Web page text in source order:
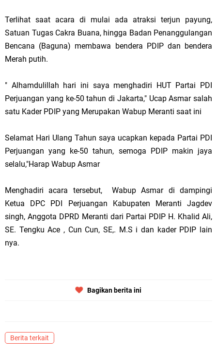
Terlihat saat acara di mulai ada atraksi terjun payung,
Satuan Tugas Cakra Buana, hingga Badan Penanggulangan
Bencana (Baguna) membawa bendera PDIP dan bendera
Merah putih.
" Alhamdulillah hari ini saya menghadiri HUT Partai PDI
Perjuangan yang ke-50 tahun di Jakarta," Ucap Asmar salah
satu Kader PDIP yang Merupakan Wabup Meranti saat ini
Selamat Hari Ulang Tahun saya ucapkan kepada Partai PDI
Perjuangan yang ke-50 tahun, semoga PDIP makin jaya
selalu,"Harap Wabup Asmar
Menghadiri acara tersebut, Wabup Asmar di dampingi
Ketua DPC PDI Perjuangan Kabupaten Meranti Jagdev
singh, Anggota DPRD Meranti dari Partai PDIP H. Khalid Ali,
SE. Tengku Ace , Cun Cun, SE,. M.S i dan kader PDIP lain
nya.
Bagikan berita ini
Berita terkait